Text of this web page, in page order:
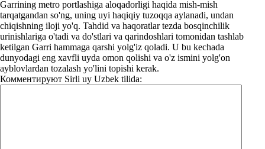
Garrining metro portlashiga aloqadorligi haqida mish-mish
tarqatgandan so'ng, uning uyi haqiqiy tuzoqqa aylanadi, undan
chiqishning iloji yo'q. Tahdid va haqoratlar tezda bosqinchilik
urinishlariga o'tadi va do'stlari va qarindoshlari tomonidan tashlab
ketilgan Garri hammaga qarshi yolg'iz qoladi. U bu kechada
dunyodagi eng xavfli uyda omon qolishi va o'z ismini yolg'on
ayblovlardan tozalash yo'lini topishi kerak.
Комментируют Sirli uy Uzbek tilida: